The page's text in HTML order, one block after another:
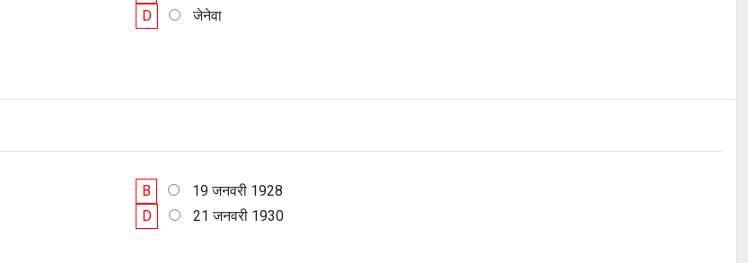
D जेनेवा
B
19 जनवरी 1928
D 21 जनवरी 1930